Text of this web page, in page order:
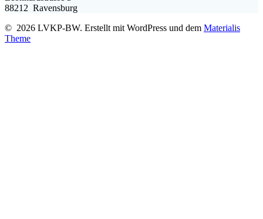
88212 Ravensburg
© 2026 LVKP-BW. Erstellt mit WordPress und dem Materialis
Theme